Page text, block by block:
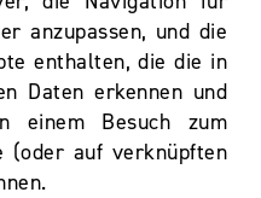
anzupassen, und die
enthalten, die die in
Daten erkennen und
einem Besuch zum
(oder auf verknüpften